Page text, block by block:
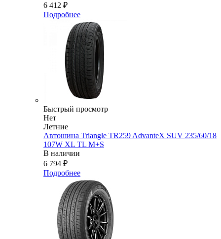
6 412 ₽
Подробнее
Быстрый просмотр
Нет
Летние
Автошина Triangle TR259 AdvanteX SUV 235/60/18
107W XL TL M+S
В наличии
6 794 ₽
Подробнее